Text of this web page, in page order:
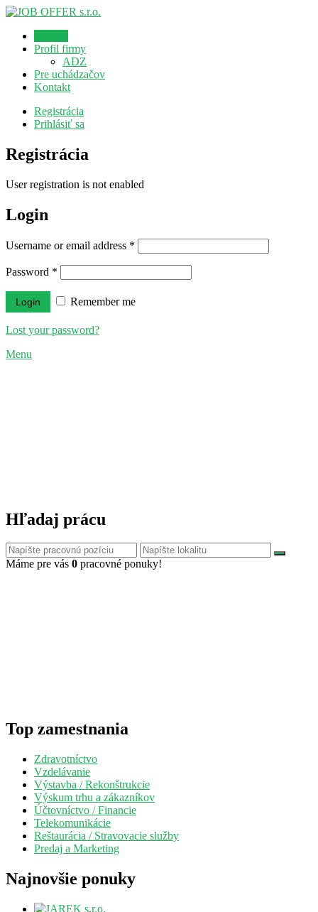
Profil firmy
ADZ
Pre uchádzačov
Kontakt
Registrácia
Prihlásiť sa
Registrácia
User registration is not enabled
Login
Username or email address *
Password *
Remember me
Lost your password?
Menu
Hľadaj prácu
Máme pre vás 0 pracovné ponuky!
Top zamestnania
Zdravotníctvo
Vzdelávanie
Výstavba / Rekonštrukcie
Výskum trhu a zákazníkov
Účtovníctvo / Financie
Telekomunikácie
Reštaurácia / Stravovacie služby
Predaj a Marketing
Najnovšie ponuky